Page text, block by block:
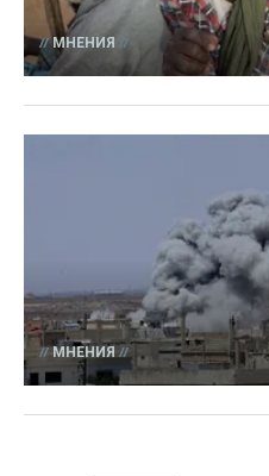
МНЕНИЯ
МНЕНИЯ